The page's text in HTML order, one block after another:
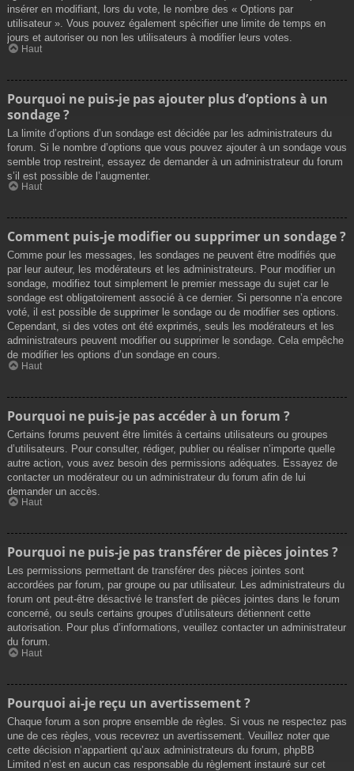
insérer en modifiant, lors du vote, le nombre des « Options par
utilisateur ». Vous pouvez également spécifier une limite de temps en
jours et autoriser ou non les utilisateurs à modifier leurs votes.
Haut
Pourquoi ne puis-je pas ajouter plus d’options à un
sondage ?
La limite d’options d’un sondage est décidée par les administrateurs du
forum. Si le nombre d’options que vous pouvez ajouter à un sondage vous
semble trop restreint, essayez de demander à un administrateur du forum
s’il est possible de l’augmenter.
Haut
Comment puis-je modifier ou supprimer un sondage ?
Comme pour les messages, les sondages ne peuvent être modifiés que
par leur auteur, les modérateurs et les administrateurs. Pour modifier un
sondage, modifiez tout simplement le premier message du sujet car le
sondage est obligatoirement associé à ce dernier. Si personne n’a encore
voté, il est possible de supprimer le sondage ou de modifier ses options.
Cependant, si des votes ont été exprimés, seuls les modérateurs et les
administrateurs peuvent modifier ou supprimer le sondage. Cela empêche
de modifier les options d’un sondage en cours.
Haut
Pourquoi ne puis-je pas accéder à un forum ?
Certains forums peuvent être limités à certains utilisateurs ou groupes
d’utilisateurs. Pour consulter, rédiger, publier ou réaliser n’importe quelle
autre action, vous avez besoin des permissions adéquates. Essayez de
contacter un modérateur ou un administrateur du forum afin de lui
demander un accès.
Haut
Pourquoi ne puis-je pas transférer de pièces jointes ?
Les permissions permettant de transférer des pièces jointes sont
accordées par forum, par groupe ou par utilisateur. Les administrateurs du
forum ont peut-être désactivé le transfert de pièces jointes dans le forum
concerné, ou seuls certains groupes d’utilisateurs détiennent cette
autorisation. Pour plus d’informations, veuillez contacter un administrateur
du forum.
Haut
Pourquoi ai-je reçu un avertissement ?
Chaque forum a son propre ensemble de règles. Si vous ne respectez pas
une de ces règles, vous recevrez un avertissement. Veuillez noter que
cette décision n’appartient qu’aux administrateurs du forum, phpBB
Limited n’est en aucun cas responsable du règlement instauré sur cet